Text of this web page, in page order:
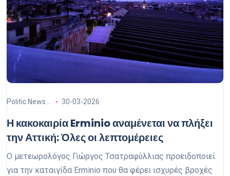
Politic News .. 30-03-2026
Η κακοκαιρία Erminio αναμένεται να πλήξει
την Αττική: Όλες οι λεπτομέρειες
Ο μετεωρολόγος Γιώργος Τσατραφύλλιας προειδοποιεί
για την καταιγίδα Erminio που θα φέρει ισχυρές βροχές